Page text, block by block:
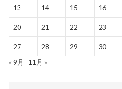
13 14 15 16
20 21 22 23
27 28 29 30
« 9月
11月 »